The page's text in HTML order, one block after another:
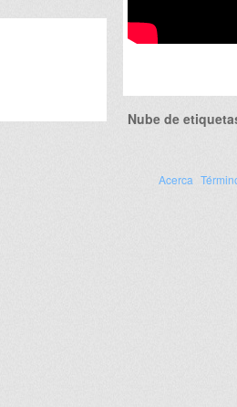
Nube de
Acerca